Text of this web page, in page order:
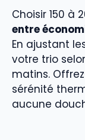
Choisir 150 à
entre
En ajustant
votre trio
matins.
sérénité
aucune